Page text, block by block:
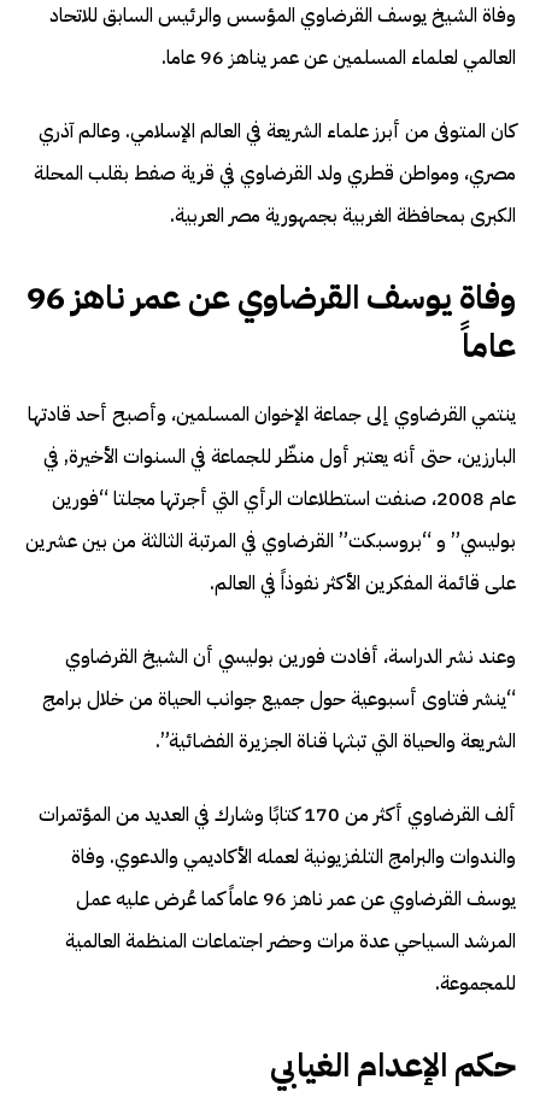
وفاة الشيخ يوسف القرضاوي المؤسس والرئيس السابق للاتحاد
العالمي لعلماء المسلمين عن عمر يناهز 96 عاما.
كان المتوفى من أبرز علماء الشريعة في العالم الإسلامي. وعالم آذري
مصري، ومواطن قطري ولد القرضاوي في قرية صفط بقلب المحلة
الكبرى بمحافظة الغربية بجمهورية مصر العربية.
وفاة يوسف القرضاوي عن عمر ناهز 96
عاماً
ينتمي القرضاوي إلى جماعة الإخوان المسلمين، وأصبح أحد قادتها
البارزين، حتى أنه يعتبر أول منظّر للجماعة في السنوات الأخيرة, في
عام 2008، صنفت استطلاعات الرأي التي أجرتها مجلتا “فورين
بوليسي” و “بروسبكت” القرضاوي في المرتبة الثالثة من بين عشرين
على قائمة المفكرين الأكثر نفوذاً في العالم.
وعند نشر الدراسة، أفادت فورين بوليسي أن الشيخ القرضاوي
“ينشر فتاوى أسبوعية حول جميع جوانب الحياة من خلال برامج
الشريعة والحياة التي تبثها قناة الجزيرة الفضائية”.
ألف القرضاوي أكثر من 170 كتابًا وشارك في العديد من المؤتمرات
والندوات والبرامج التلفزيونية لعمله الأكاديمي والدعوي. وفاة
يوسف القرضاوي عن عمر ناهز 96 عاماً كما عُرض عليه عمل
المرشد السياحي عدة مرات وحضر اجتماعات المنظمة العالمية
للمجموعة.
حكم الإعدام الغيابي